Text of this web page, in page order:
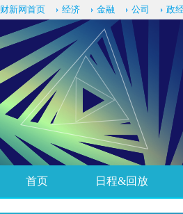
财新网首页 经济 金融 公司 政
首页 日程&回放